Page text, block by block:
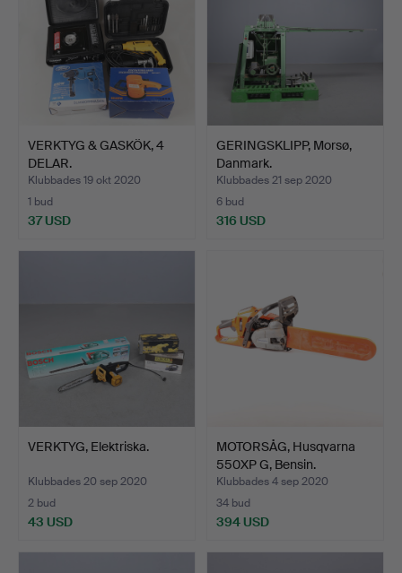
VERKTYG & GASKÖK, 4
DELAR.
Klubbades 19 okt 2020
1 bud
37 USD
GERINGSKLIPP, Morsø,
Danmark.
Klubbades 21 sep 2020
6 bud
316 USD
VERKTYG, Elektriska.
Klubbades 20 sep 2020
2 bud
43 USD
MOTORSÅG, Husqvarna
550XP G, Bensin.
Klubbades 4 sep 2020
34 bud
394 USD